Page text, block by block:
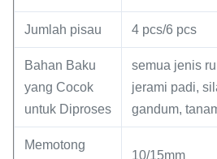
Jumlah pisau 4 pcs/6 pcs
Bahan Baku
yang Cocok
untuk Diproses
semua jenis
jerami padi,
gandum,
Memotong
10/15mm